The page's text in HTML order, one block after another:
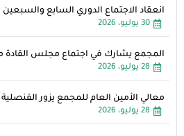
انعقاد الاجتماع الدوري السابع
30 يوليو، 2026
المجمع يشارك في اجتماع مجلس القادة
28 يوليو، 2026
معالي الأمين العام للمجمع يزور
28 يوليو، 2026